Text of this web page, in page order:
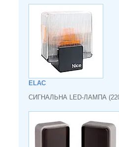
ELAC
СИГНАЛЬНА LED-ЛАМПА